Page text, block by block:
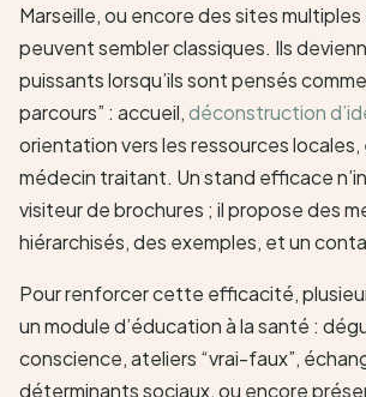
Marseille, ou encore des sites multiples
peuvent sembler classiques. Ils
puissants lorsqu’ils sont pensés
parcours” : accueil,déconstruction
orientation vers les ressources locales,
médecin traitant. Un stand efficace
visiteur de brochures ; il propose des
hiérarchisés, des exemples, et un
Pour renforcer cette efficacité,
un module d’éducation à la santé :
conscience, ateliers “vrai-faux”,
déterminants sociaux, ou encore